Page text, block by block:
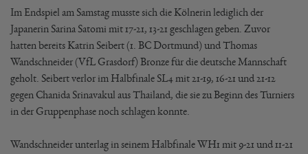
Im Endspiel am Samstag musste sich die Kölnerin lediglich der
Japanerin Sarina Satomi mit 17-21, 13-21 geschlagen geben. Zuvor
hatten bereits Katrin Seibert (1. BC Dortmund) und Thomas
Wandschneider (VfL Grasdorf) Bronze für die deutsche Mannschaft
geholt. Seibert verlor im Halbfinale SL4 mit 21-19, 16-21 und 21-12
gegen Chanida Srinavakul aus Thailand, die sie zu Beginn des Turniers
in der Gruppenphase noch schlagen konnte.
Wandschneider unterlag in seinem Halbfinale WH1 mit 9-21 und 11-21